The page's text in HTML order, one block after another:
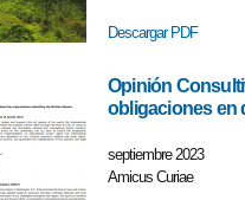
Descargar PDF
Opinión
obligaciones en
septiembre 2023
Amicus Curiae